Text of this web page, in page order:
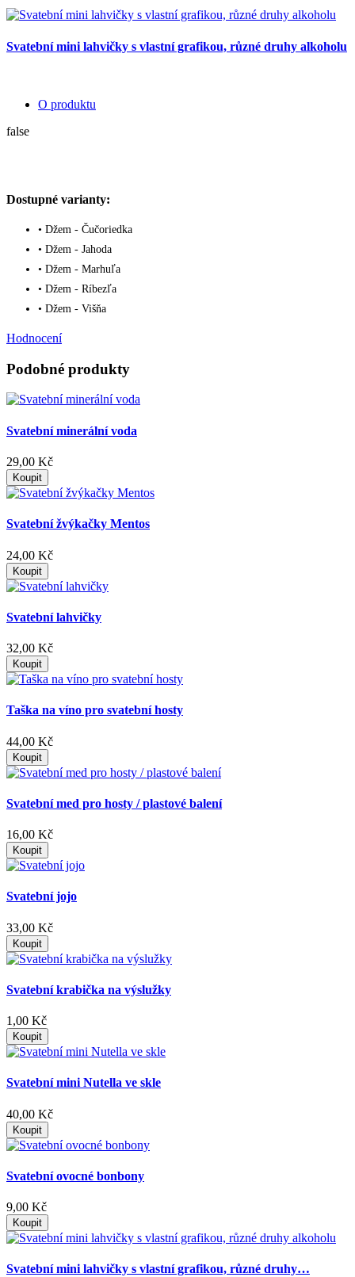
Svatební mini lahvičky s vlastní grafikou, různé druhy alkoholu
O produktu
false
Dostupné varianty:
• Džem - Čučoriedka
• Džem - Jahoda
• Džem - Marhuľa
• Džem - Ríbezľa
• Džem - Višňa
Hodnocení
Podobné produkty
Svatební minerální voda
29,00 Kč
Koupit
Svatební žvýkačky Mentos
24,00 Kč
Koupit
Svatební lahvičky
32,00 Kč
Koupit
Taška na víno pro svatební hosty
44,00 Kč
Koupit
Svatební med pro hosty / plastové balení
16,00 Kč
Koupit
Svatební jojo
33,00 Kč
Koupit
Svatební krabička na výslužky
1,00 Kč
Koupit
Svatební mini Nutella ve skle
40,00 Kč
Koupit
Svatební ovocné bonbony
9,00 Kč
Koupit
Svatební mini lahvičky s vlastní grafikou, různé druhy…